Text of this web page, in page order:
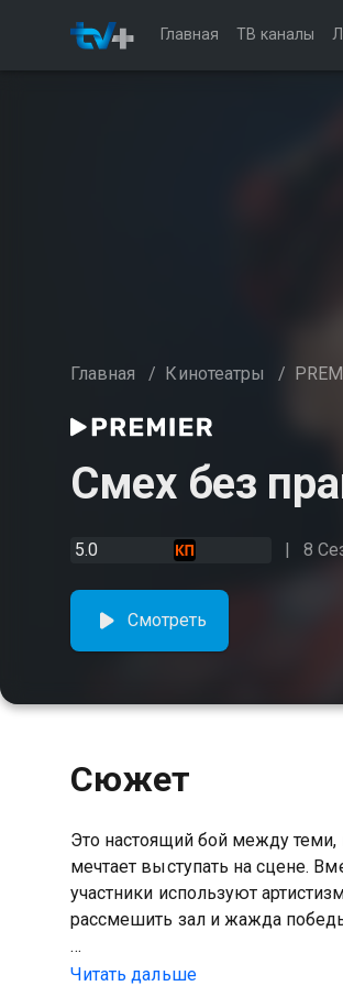
Главная ТВ каналы
Главная / Кинотеатры /
Смех без
5.0 8
Смотреть
Сюжет
Это настоящий бой между теми,
мечтает выступать на сцене.
участники используют
рассмешить зал и жажда
Посмотреть онлайн 7 сезон
Читать дальше